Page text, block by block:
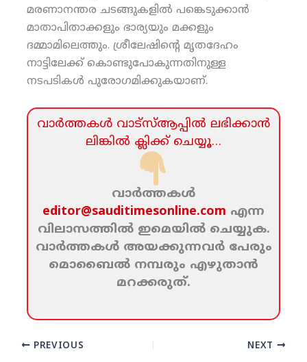
മരണാനന്തര ചടങ്ങുകളില്‍ പങ്കെടുക്കാന്‍
മാതാപിതാക്കളും ഭാര്യയും മക്കളും
ദമ്മാമിലെത്തും. ശ്രീലേഷിന്റെ മൃതദേഹം
നാട്ടിലേക്ക് കൊണ്ടുപോകുന്നതിനുള്ള
നടപടികള്‍ പുരോഗമിക്കുകയാണ്.
വാര്‍ത്തകള്‍ വാട്‌സ്‌ആപ്പില്‍ ലഭിക്കാന്‍
ലിങ്കില്‍ ക്ലിക്ക്‌ ചെയ്യൂ…
വാര്‍ത്തകള്‍
editor@sauditimesonline.com എന്ന
വിലാസത്തില്‍ ഇമെയില്‍ ചെയ്യുക.
വാര്‍ത്തകള്‍ അയക്കുന്നവര്‍ പേരും
മൊബൈല്‍ നമ്പരും എഴുതാന്‍
മറക്കരുത്‌.
PREVIOUS NEXT